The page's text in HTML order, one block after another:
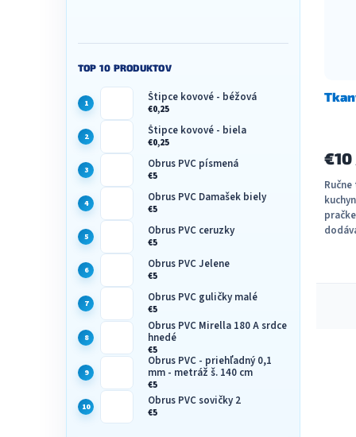
TOP 10 PRODUKTOV
Štipce kovové - béžová
€0,25
Štipce kovové - biela
€0,25
Obrus PVC písmená
€5
Obrus PVC Damašek biely
€5
Obrus PVC ceruzky
€5
Obrus PVC Jelene
€5
Obrus PVC guličky malé
€5
Obrus PVC Mirella 180 A srdce
hnedé
€5
Obrus PVC - priehľadný 0,1
mm - metráž š. 140 cm
€5
Obrus PVC sovičky 2
€5
€10